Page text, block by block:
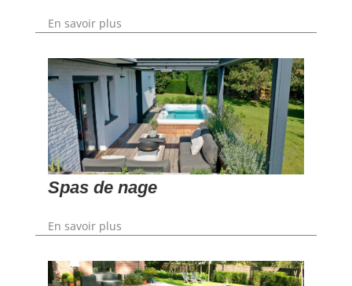
En savoir plus
Spas de nage
En savoir plus